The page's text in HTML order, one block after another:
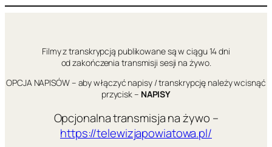
Filmy z transkrypcją publikowane są w ciągu 14 dni
od zakończenia transmisji sesji na żywo.
OPCJA NAPISÓW – aby włączyć napisy / transkrypcję należy wcisnąć
przycisk – NAPISY
Opcjonalna transmisja na żywo –
https://telewizjapowiatowa.pl/